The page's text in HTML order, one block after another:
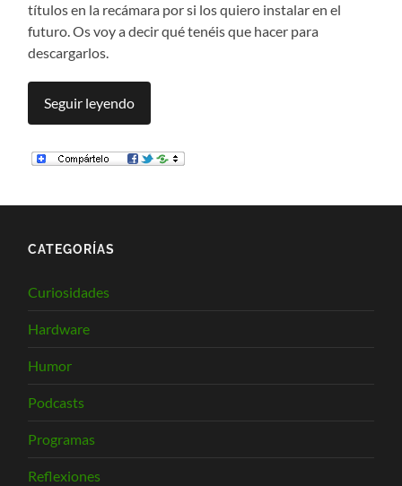
títulos en la recámara por si los quiero instalar en el
futuro. Os voy a decir qué tenéis que hacer para
descargarlos.
Seguir leyendo
CATEGORÍAS
Curiosidades
Hardware
Humor
Podcasts
Programas
Reflexiones